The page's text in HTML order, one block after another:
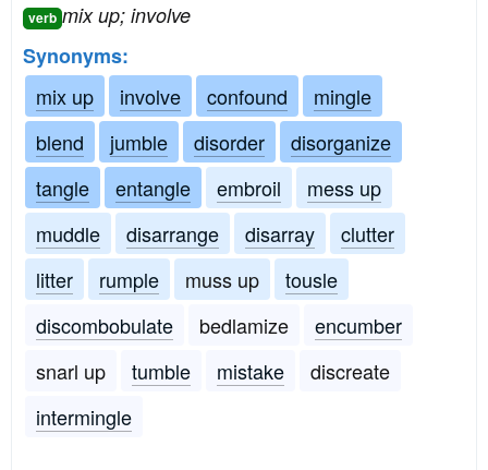
verb mix up; involve
Synonyms:
mix up
involve confound
mingle
blend
jumble disorder
disorganize
tangle
entangle embroil
mess up
muddle
disarrange disarray
clutter
litter
rumple muss up
tousle
discombobulate
bedlamize
encumber
snarl up
tumble mistake
discreate
intermingle